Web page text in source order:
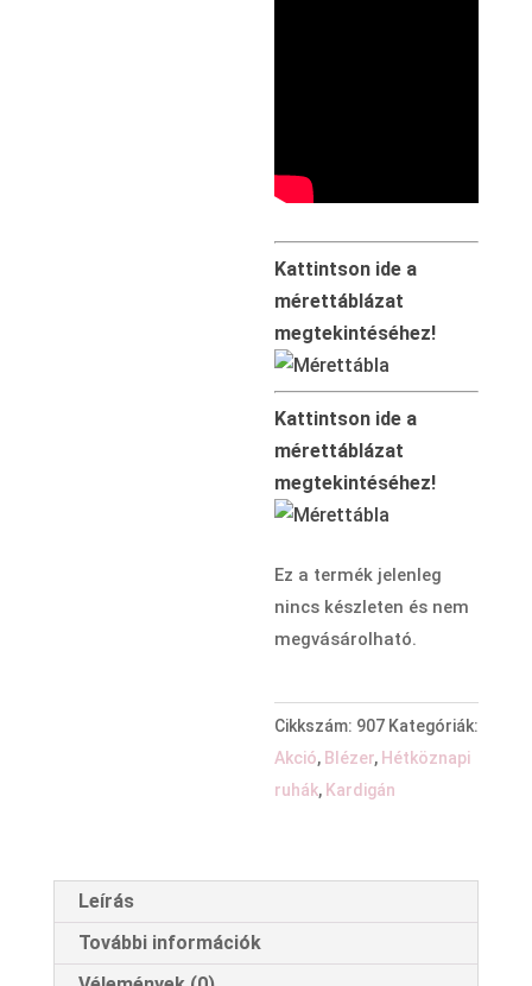
Kattintson ide a
mérettáblázat
megtekintéséhez!
Kattintson ide a
mérettáblázat
megtekintéséhez!
Ez a termék jelenleg
nincs készleten és nem
megvásárolható.
Cikkszám: 907 Kategóriák:
Akció, Blézer, Hétköznapi
ruhák, Kardigán
Leírás
További információk